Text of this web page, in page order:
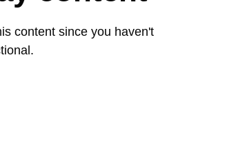
con­tent sin­ce you ha­ven't